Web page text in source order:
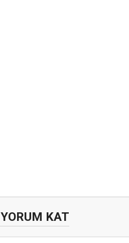
YORUM KAT